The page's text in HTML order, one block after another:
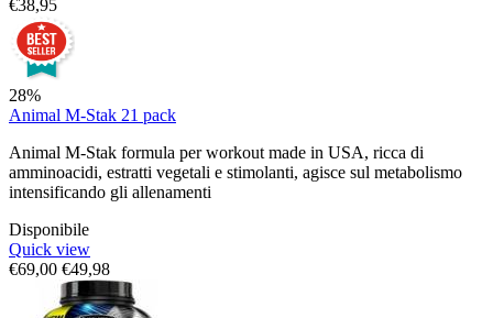
€38,95
28%
Animal M-Stak 21 pack
Animal M-Stak formula per workout made in USA, ricca di
amminoacidi, estratti vegetali e stimolanti, agisce sul metabolismo
intensificando gli allenamenti
Disponibile
Quick view
€69,00 €49,98